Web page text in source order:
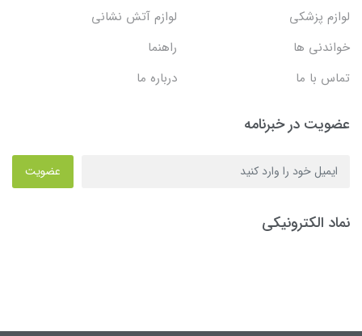
لوازم پزشکی
لوازم آتش نشانی
خواندنی ها
راهنما
تماس با ما
درباره ما
عضویت در خبرنامه
عضویت
نماد الکترونیکی